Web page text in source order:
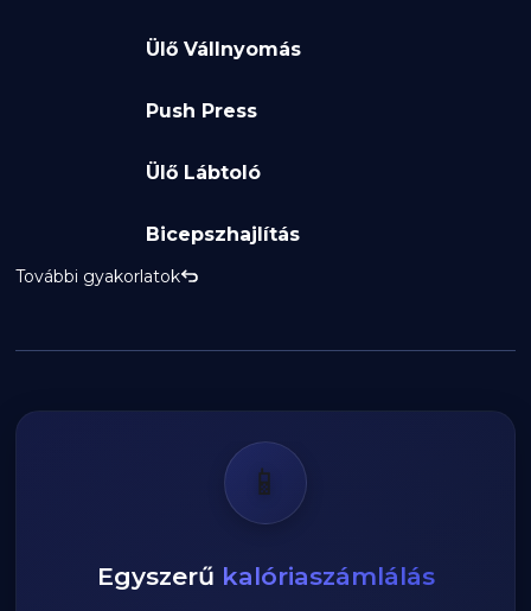
Ülő Vállnyomás
Push Press
Ülő Lábtoló
Bicepszhajlítás
További gyakorlatok
📱
Egyszerű kalóriaszámlálás